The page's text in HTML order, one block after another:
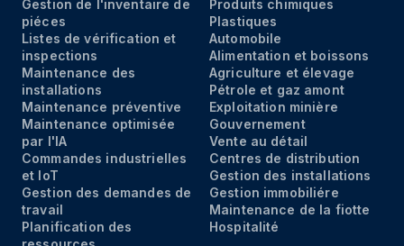
Gestion de l'inventaire de
piéces
Listes de vérification et
inspections
Maintenance des
installations
Maintenance préventive
Maintenance optimisée
par I'IA
Commandes industrielles
et IoT
Gestion des demandes de
travail
Planification des
Produits chimiques
Plastiques
Automobile
Alimentation et boissons
Agriculture et élevage
Pétrole et gaz amont
Exploitation minière
Gouvernement
Vente au détail
Centres de distribution
Gestion des installations
Gestion immobiliére
Maintenance de la fiotte
Hospitalité